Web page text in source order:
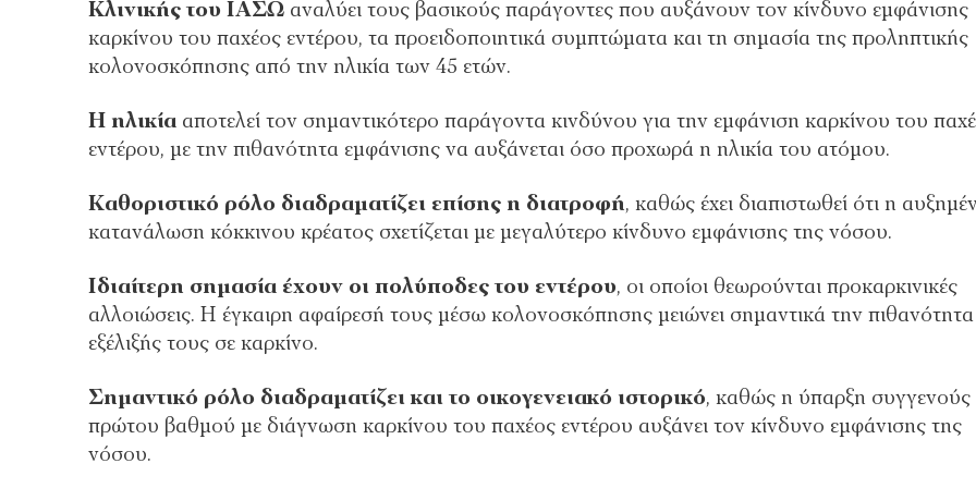
Κλινικής του ΙΑΣΩαναλύει τους βασικούς παράγοντες που αυξάνουν τον κίνδυνο εμφάνισης
καρκίνου του παχέος εντέρου, τα προειδοποιητικά συμπτώματα και τη σημασία της προληπτικής
κολονοσκόπησης από την ηλικία των 45 ετών.
Η ηλικίααποτελεί τον σημαντικότερο παράγοντα κινδύνου για την εμφάνιση καρκίνου του
εντέρου, με την πιθανότητα εμφάνισης να αυξάνεται όσο προχωρά η ηλικία του ατόμου.
Καθοριστικό ρόλο διαδραματίζει επίσης η διατροφή, καθώς έχει διαπιστωθεί ότι η
κατανάλωση κόκκινου κρέατος σχετίζεται με μεγαλύτερο κίνδυνο εμφάνισης της νόσου.
Ιδιαίτερη σημασία έχουν οι πολύποδες του εντέρου, οι οποίοι θεωρούνται προκαρκινικές
αλλοιώσεις. Η έγκαιρη αφαίρεσή τους μέσω κολονοσκόπησης μειώνει σημαντικά την πιθανότητα
εξέλιξής τους σε καρκίνο.
Σημαντικό ρόλο διαδραματίζει και το οικογενειακό ιστορικό, καθώς η ύπαρξη συγγενούς
πρώτου βαθμού με διάγνωση καρκίνου του παχέος εντέρου αυξάνει τον κίνδυνο εμφάνισης της
νόσου.